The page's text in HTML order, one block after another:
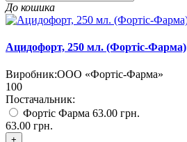
До кошика
Ацидофорт, 250 мл. (Фортіс-Фарма)
Виробник:ООО «Фортіс-Фарма»
100
Постачальник:
Фортіс Фарма 63.00 грн.
63.00 грн.
+